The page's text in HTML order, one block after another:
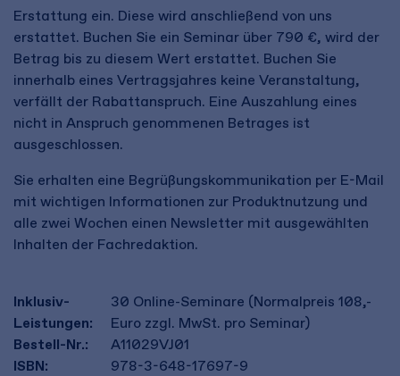
Erstattung ein. Diese wird anschließend von uns
erstattet. Buchen Sie ein Seminar über 790 €, wird der
Betrag bis zu diesem Wert erstattet. Buchen Sie
innerhalb eines Vertragsjahres keine Veranstaltung,
verfällt der Rabattanspruch. Eine Auszahlung eines
nicht in Anspruch genommenen Betrages ist
ausgeschlossen.
Sie erhalten eine Begrüßungskommunikation per E-Mail
mit wichtigen Informationen zur Produktnutzung und
alle zwei Wochen einen Newsletter mit ausgewählten
Inhalten der Fachredaktion.
Inklusiv-
Leistungen:
30 Online-Seminare (Normalpreis 108,-
Euro zzgl. MwSt. pro Seminar)
Bestell-Nr.:
A11029VJ01
ISBN:
978-3-648-17697-9